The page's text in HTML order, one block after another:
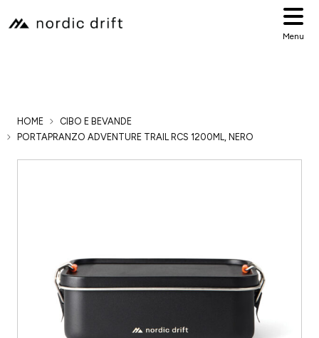
Menu
HOME
CIBO E BEVANDE
PORTAPRANZO ADVENTURE TRAIL RCS 1200ML, NERO